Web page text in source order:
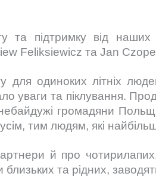
та підтримку від наших
Feliksiewicz та Jan
для одиноких літніх
уваги та піклування.
небайдужі громадяни
тим людям, які
й про
та рідних,